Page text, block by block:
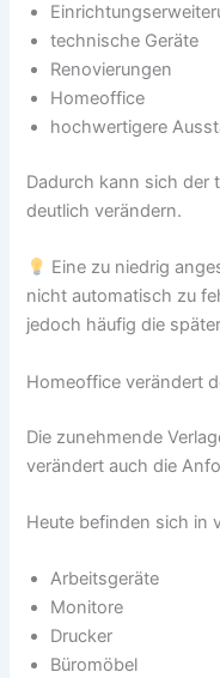
technische Geräte
Renovierungen
Homeoffice
hochwertigere
Dadurch kann sich der
deutlich verändern.
Eine zu niedrig
nicht automatisch zu
jedoch häufig die
Homeoffice verändert
Die zunehmende
verändert auch die
Heute befinden sich in
Arbeitsgeräte
Monitore
Drucker
Büromöbel